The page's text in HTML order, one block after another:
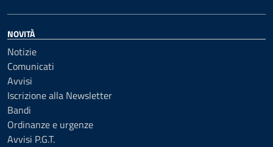
NOVITÀ
Notizie
Comunicati
Avvisi
Iscrizione alla Newsletter
Bandi
Ordinanze e urgenze
Avvisi P.G.T.